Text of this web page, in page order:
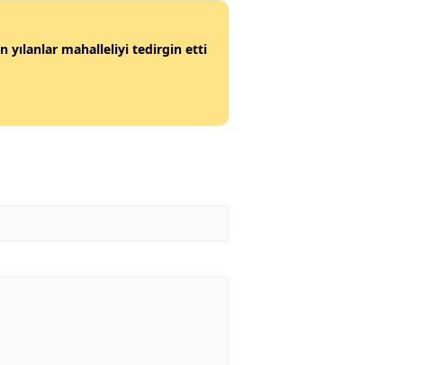
yılanlar mahalleliyi tedirgin etti